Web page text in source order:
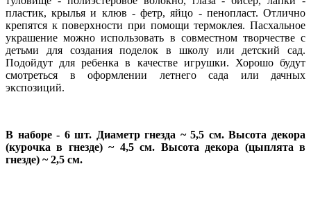
пластик, крылья и клюв - фетр, яйцо - пенопласт. Отлично
крепятся к поверхности при помощи термоклея. Пасхальное
украшение можно использовать в совместном творчестве с
детьми для создания поделок в школу или детский сад.
Подойдут для ребенка в качестве игрушки. Хорошо будут
смотреться в оформлении летнего сада или дачных
экспозиций.
В наборе - 6 шт. Диаметр гнезда ~ 5,5 см. Высота декора
(курочка в гнезде) ~ 4,5 см. Высота декора (цыплята в
гнезде) ~ 2,5 см.